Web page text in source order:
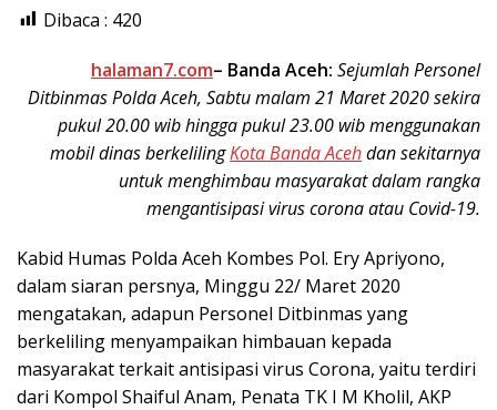
Dibaca : 420
halaman7.com– Banda Aceh: Sejumlah Personel
Ditbinmas Polda Aceh, Sabtu malam 21 Maret 2020 sekira
pukul 20.00 wib hingga pukul 23.00 wib menggunakan
mobil dinas berkelilingKota Banda Acehdan sekitarnya
untuk menghimbau masyarakat dalam rangka
mengantisipasi virus corona atau Covid-19.
Kabid Humas Polda Aceh Kombes Pol. Ery Apriyono,
dalam siaran persnya, Minggu 22/ Maret 2020
mengatakan, adapun Personel Ditbinmas yang
berkeliling menyampaikan himbauan kepada
masyarakat terkait antisipasi virus Corona, yaitu terdiri
dari Kompol Shaiful Anam, Penata TK I M Kholil, AKP